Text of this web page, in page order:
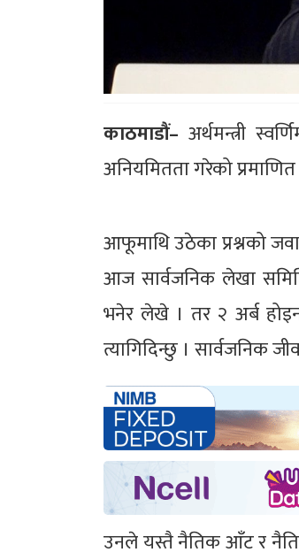
काठमाडौं– अर्थमन्त्री
अनियमितता गरेको
आफूमाथि उठेका प्रश्नको
आज सार्वजनिक लेखा
भनेर लेखे । तर २ अर्ब
त्यागिदिन्छु । सार्वजनिक
उनले यस्तै नैतिक आँट र